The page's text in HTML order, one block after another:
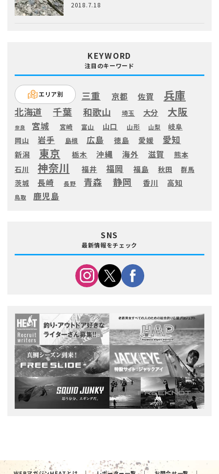
2018.7.18
KEYWORD
注目のキーワード
エリア別 三重 京都 佐賀 兵庫
北海道 千葉 和歌山 埼玉 大分 大阪
奈良 宮城 宮崎 富山 山口 山形 山梨
岐阜
岡山
岩手 島根 広島 徳島 愛媛 愛知
新潟 東京 栃木 沖縄 海外 滋賀
熊本
石川
神奈川 福井 福岡 福島 秋田 群馬
茨城 長崎 長野 青森 静岡 香川 高知
鳥取 鹿児島
SNS
最新情報をチェック